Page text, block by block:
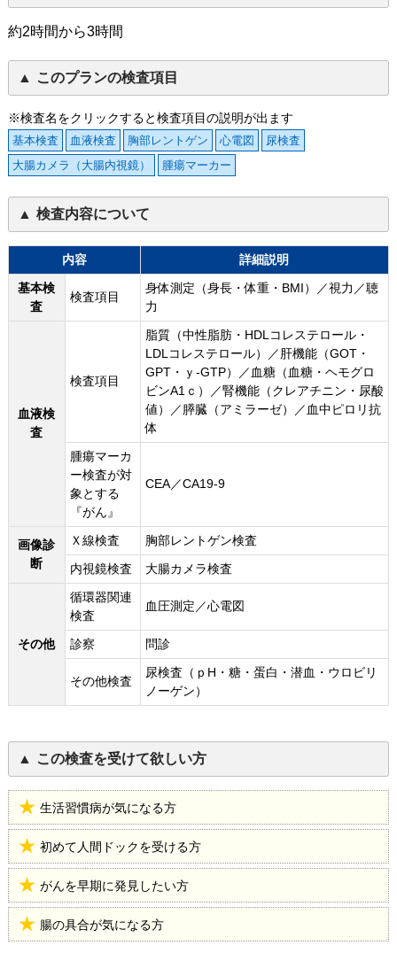
約2時間から3時間
このプランの検査項目
※検査名をクリックすると検査項目の説明が出ます
基本検査 血液検査 胸部レントゲン 心電図
尿検査
大腸カメラ（大腸内視鏡）
腫瘍マーカー
検査内容について
内容
詳細説明
基本検
査
検査項目
身体測定（身長・体重・BMI）／視力／聴
力
血液検
査
検査項目
脂質（中性脂肪・HDLコレステロール・
LDLコレステロール）／肝機能（GOT・
GPT・ｙ-GTP）／血糖（血糖・ヘモグロ
ビンA1ｃ）／腎機能（クレアチニン・尿酸
値）／膵臓（アミラーゼ）／血中ピロリ抗
体
腫瘍マーカ
ー検査が対
象とする
『がん』
CEA／CA19-9
画像診
断
Ｘ線検査
胸部レントゲン検査
内視鏡検査
大腸カメラ検査
その他
循環器関連
検査
血圧測定／心電図
診察 問診
その他検査
尿検査（ｐH・糖・蛋白・潜血・ウロビリ
ノーゲン）
この検査を受けて欲しい方
生活習慣病が気になる方
初めて人間ドックを受ける方
がんを早期に発見したい方
腸の具合が気になる方